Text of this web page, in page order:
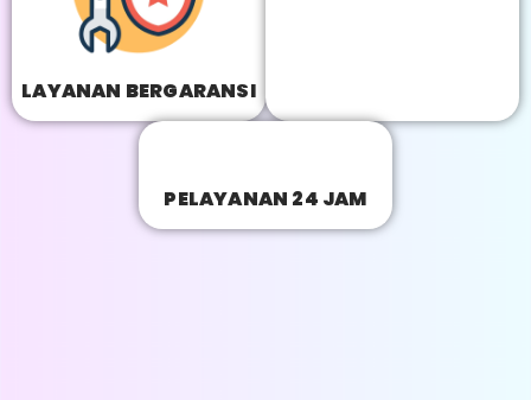
LAYANAN BERGARANSI
PELAYANAN 24 JAM